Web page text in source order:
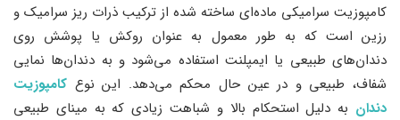
کامپوزیت سرامیکی ماده‌ای ساخته شده از ترکیب ذرات ریز سرامیک و
رزین است که به طور معمول به عنوان روکش یا پوشش روی
دندان‌های طبیعی یا ایمپلنت استفاده می‌شود و به دندان‌ها نمایی
شفاف، طبیعی و در عین حال محکم می‌دهد. این نوع کامپوزیت
دندان به دلیل استحکام بالا و شباهت زیادی که به مینای طبیعی